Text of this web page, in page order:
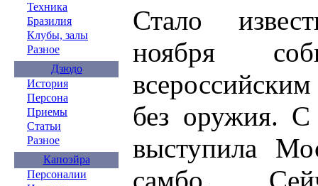
Техника
Бразилия
Клубы, залы
Разное
Дзюдо
История
Персона
Приемы
Статьи
Разное
Капоэйра
Персоналии
Стало
ноября
без оружия. С
выступила
самбо.